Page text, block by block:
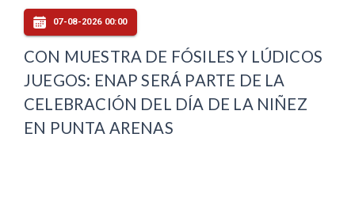
07-08-2026 00:00
CON MUESTRA DE FÓSILES Y LÚDICOS
JUEGOS: ENAP SERÁ PARTE DE LA
CELEBRACIÓN DEL DÍA DE LA NIÑEZ
EN PUNTA ARENAS